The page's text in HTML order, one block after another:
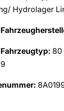
Hydrolager
80